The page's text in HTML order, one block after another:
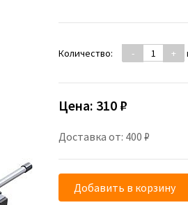
Количество: - +
Цена: 310 ₽
Доставка от: 400 ₽
Добавить в корзину